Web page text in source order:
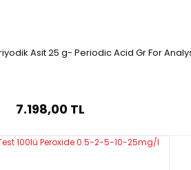
Asit 25 g- Periodic Acid Gr For
7.198,00 TL